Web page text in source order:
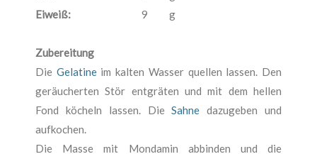
Eiweiß:
9 g
Zubereitung
Die Gelatineim kalten Wasser quellen lassen. Den
geräucherten Stör entgräten und mit dem hellen
Fond köcheln lassen. DieSahne dazugeben und
aufkochen.
Die Masse mit Mondamin abbinden und die